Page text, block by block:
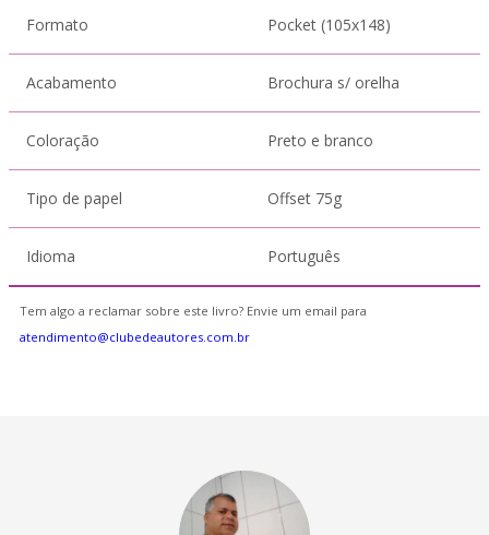
Formato Pocket (105x148)
Acabamento Brochura s/ orelha
Coloração Preto e branco
Tipo de papel Offset 75g
Idioma Português
Tem algo a reclamar sobre este livro? Envie um email para
atendimento@clubedeautores.com.br